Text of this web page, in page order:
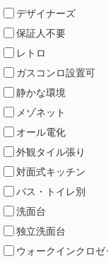
デザイナーズ
保証人不要
レトロ
ガスコンロ設置可
静かな環境
メゾネット
オール電化
外観タイル張り
対面式キッチン
バス・トイレ別
洗面台
独立洗面台
ウォークインクロゼ